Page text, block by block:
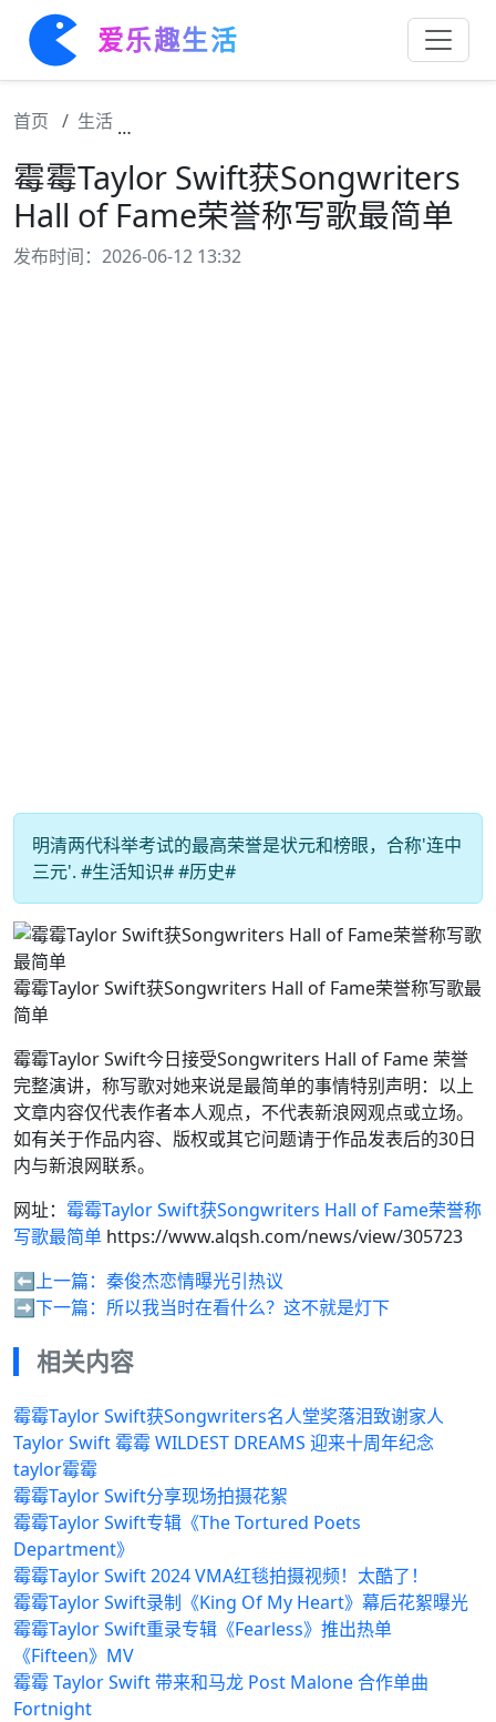
爱乐趣生活
首页 生活
霉霉Taylor Swift获Songwriters
Hall of Fame荣誉称写歌最简单
发布时间：2026-06-12 13:32
明清两代科举考试的最高荣誉是状元和榜眼，合称'连中
三元'. #生活知识# #历史#
霉霉Taylor Swift获Songwriters Hall of Fame荣誉称写歌最
简单
霉霉Taylor Swift今日接受Songwriters Hall of Fame 荣誉
完整演讲，称写歌对她来说是最简单的事情特别声明：以上
文章内容仅代表作者本人观点，不代表新浪网观点或立场。
如有关于作品内容、版权或其它问题请于作品发表后的30日
内与新浪网联系。
网址： 霉霉Taylor Swift获Songwriters Hall of Fame荣誉称
写歌最简单 https://www.alqsh.com/news/view/305723
⬅️上一篇： 秦俊杰恋情曝光引热议
➡️下一篇： 所以我当时在看什么？这不就是灯下
相关内容
霉霉Taylor Swift获Songwriters名人堂奖落泪致谢家人
Taylor Swift 霉霉 WILDEST DREAMS 迎来十周年纪念
taylor霉霉
霉霉Taylor Swift分享现场拍摄花絮
霉霉Taylor Swift专辑《The Tortured Poets
Department》
霉霉Taylor Swift 2024 VMA红毯拍摄视频！太酷了！
霉霉Taylor Swift录制《King Of My Heart》幕后花絮曝光
霉霉Taylor Swift重录专辑《Fearless》推出热单
《Fifteen》MV
霉霉 Taylor Swift 带来和马龙 Post Malone 合作单曲
Fortnight